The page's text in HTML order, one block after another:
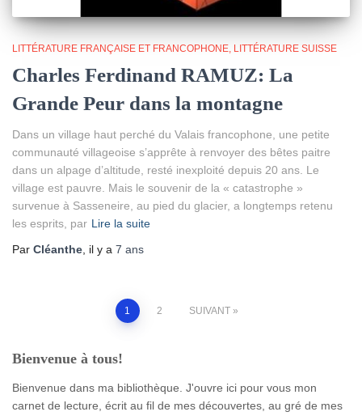
LITTÉRATURE FRANÇAISE ET FRANCOPHONE LITTÉRATURE SUISSE
Charles Ferdinand RAMUZ: La
Grande Peur dans la montagne
Dans un village haut perché du Valais francophone, une petite
communauté villageoise s’apprête à renvoyer des bêtes paitre
dans un alpage d’altitude, resté inexploité depuis 20 ans. Le
village est pauvre. Mais le souvenir de la « catastrophe »
survenue à Sasseneire, au pied du glacier, a longtemps retenu
les esprits, par Lire la suite
Par Cléanthe , il y a 7 ans
des
publications
1 2 SUIVANT
Bienvenue à tous!
Bienvenue dans ma bibliothèque. J'ouvre ici pour vous mon
carnet de lecture, écrit au fil de mes découvertes, au gré de mes